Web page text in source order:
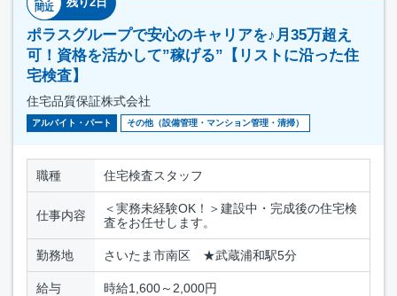
間近
ポラスグループで安心のキャリアを♪月35万超え
可！資格を活かして”稼げる”【リストに沿った住
宅検査】
住宅品質保証株式会社
アルバイト・パート その他（設備管理・マンション管理・清掃）
職種 住宅検査スタッフ
仕事内容
＜実務未経験OK！＞建設中・完成後の住宅検
査をお任せします。
勤務地 さいたま市南区 ★武蔵浦和駅5分
給与 時給1,600～2,000円